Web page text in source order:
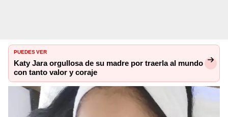
PUEDES VER
Katy Jara orgullosa de su madre por traerla al mundo
con tanto valor y coraje